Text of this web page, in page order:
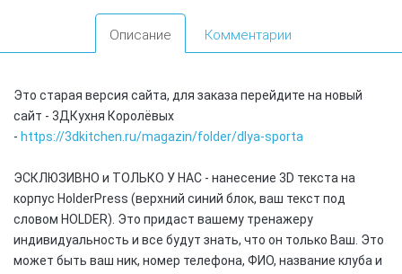
Описание Комментарии
Это старая версия сайта, для заказа перейдите на новый
сайт - 3ДКухня Королёвых
- https://3dkitchen.ru/magazin/folder/dlya-sporta
ЭСКЛЮЗИВНО и ТОЛЬКО У НАС - нанесение 3D текста на
корпус HolderPress (верхний синий блок, ваш текст под
словом HOLDER). Это придаст вашему тренажеру
индивидуальность и все будут знать, что он только Ваш. Это
может быть ваш ник, номер телефона, ФИО, название клуба и